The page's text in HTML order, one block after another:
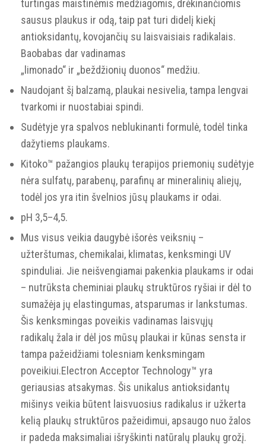
turtingas maistinėmis medžiagomis, drėkinančiomis
sausus plaukus ir odą, taip pat turi didelį kiekį
antioksidantų, kovojančių su laisvaisiais radikalais.
Baobabas dar vadinamas
„limonado“ ir „beždžionių duonos“ medžiu.
Naudojant šį balzamą, plaukai nesivelia, tampa lengvai
tvarkomi ir nuostabiai spindi.
Sudėtyje yra spalvos neblukinanti formulė, todėl tinka
dažytiems plaukams.
Kitoko™ pažangios plaukų terapijos priemonių sudėtyje
nėra sulfatų, parabenų, parafinų ar mineralinių aliejų,
todėl jos yra itin švelnios jūsų plaukams ir odai.
pH 3,5–4,5.
Mus visus veikia daugybė išorės veiksnių –
užterštumas, chemikalai, klimatas, kenksmingi UV
spinduliai. Jie neišvengiamai pakenkia plaukams ir odai
– nutrūksta cheminiai plaukų struktūros ryšiai ir dėl to
sumažėja jų elastingumas, atsparumas ir lankstumas.
Šis kenksmingas poveikis vadinamas laisvųjų
radikalų žala ir dėl jos mūsų plaukai ir kūnas sensta ir
tampa pažeidžiami tolesniam kenksmingam
poveikiui.Electron Acceptor Technology™ yra
geriausias atsakymas. Šis unikalus antioksidantų
mišinys veikia būtent laisvuosius radikalus ir užkerta
kelią plaukų struktūros pažeidimui, apsaugo nuo žalos
ir padeda maksimaliai išryškinti natūralų plaukų grožį.